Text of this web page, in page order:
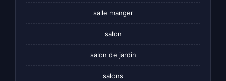
salle manger
salon
salon de jardin
salons